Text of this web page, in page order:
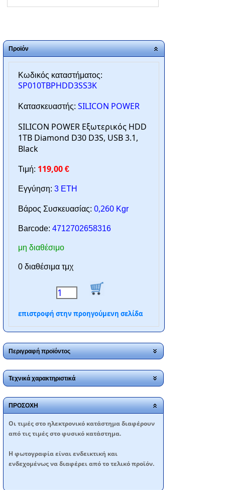
Προϊόν
Κωδικός καταστήματος:
SP010TBPHDD3SS3K
Κατασκευαστής: SILICON POWER
SILICON POWER Εξωτερικός HDD
1TB Diamond D30 D3S, USB 3.1,
Black
Τιμή: 119,00 €
Εγγύηση: 3 ΕΤΗ
Βάρος Συσκευασίας: 0,260 Kgr
Barcode: 4712702658316
μη διαθέσιμο
0 διαθέσιμα τμχ
επιστροφή στην προηγούμενη σελίδα
Περιγραφή προϊόντος
Τεχνικά χαρακτηριστικά
ΠΡΟΣΟΧΗ
Oι τιμές στο ηλεκτρονικό κατάστημα διαφέρουν
από τις τιμές στο φυσικό κατάστημα.
Η φωτογραφία είναι ενδεικτική και
ενδεχομένως να διαφέρει από το τελικό προϊόν.